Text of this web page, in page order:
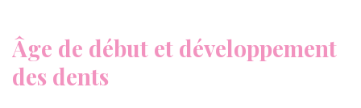
Âge de début et développement
des dents